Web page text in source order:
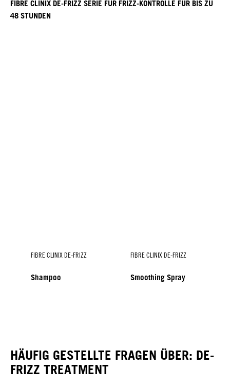
FIBRE CLINIX DE-FRIZZ SERIE FÜR FRIZZ-KONTROLLE FÜR BIS ZU
48 STUNDEN
FIBRE CLINIX DE-FRIZZ
Shampoo
FIBRE CLINIX DE-FRIZZ
Smoothing Spray
HÄUFIG GESTELLTE FRAGEN ÜBER: DE-
FRIZZ TREATMENT